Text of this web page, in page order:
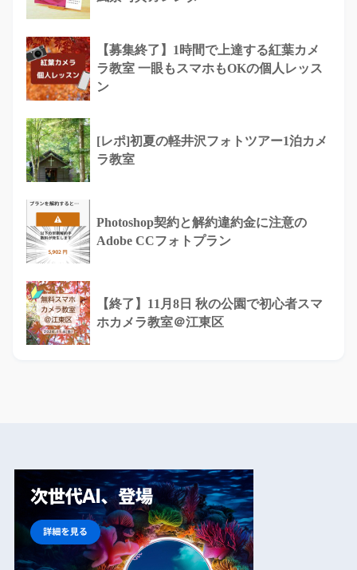
【募集終了】1時間で上達する紅葉カメ
ラ教室 一眼もスマホもOKの個人レッス
ン
[レポ]初夏の軽井沢フォトツアー1泊カメ
ラ教室
Photoshop契約と解約違約金に注意の
Adobe CCフォトプラン
【終了】11月8日 秋の公園で初心者スマ
ホカメラ教室＠江東区